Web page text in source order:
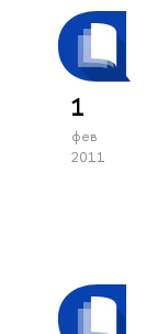
1
фев
2011